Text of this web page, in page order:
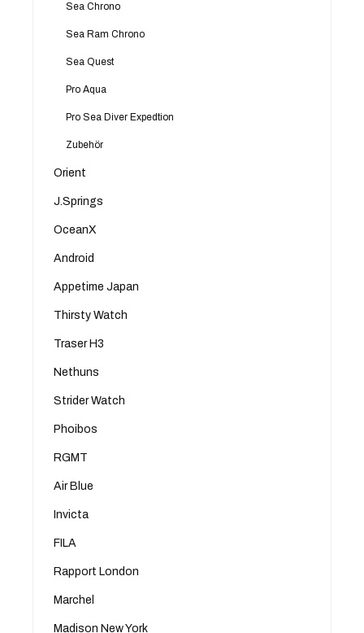
Sea Chrono
Sea Ram Chrono
Sea Quest
Pro Aqua
Pro Sea Diver Expedtion
Zubehör
Orient
J.Springs
OceanX
Android
Appetime Japan
Thirsty Watch
Traser H3
Nethuns
Strider Watch
Phoibos
RGMT
Air Blue
Invicta
FILA
Rapport London
Marchel
Madison New York